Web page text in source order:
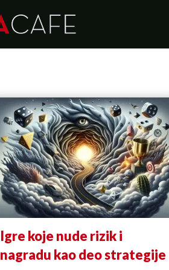
Igre koje nude rizik i
nagradu kao deo strategije